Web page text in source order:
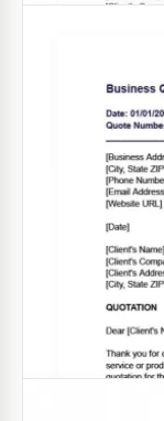
Cotação
Procurando
Nosso modelo
para ajudá-lo.
Google Sheets